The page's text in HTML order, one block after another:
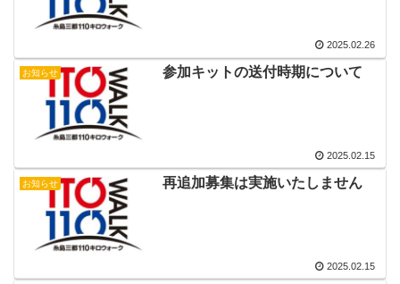
2025.02.26
お知らせ 参加キットの送付時期について
2025.02.15
お知らせ 再追加募集は実施いたしません
2025.02.15